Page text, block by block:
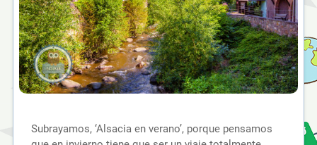
Subrayamos, ‘Alsacia en verano’, porque pensamos